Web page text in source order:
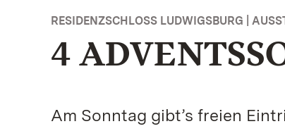
RESIDENZSCHLOSS LUDWIGSBURG |
4
Am Sonntag gibt’s freien